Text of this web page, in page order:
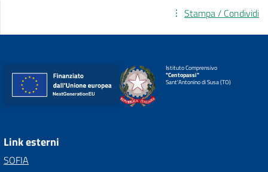
Stampa / Condividi
Istituto Comprensivo
"Centopassi"
Sant'Antonino di Susa (TO)
Link esterni
SOFIA